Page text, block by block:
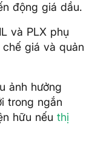
động giá dầu.
và PLX phụ
chế giá và quản
ảnh hưởng
trong ngắn
hữu nếu thị